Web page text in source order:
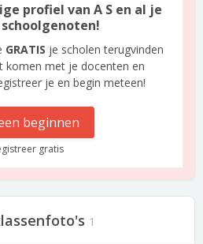
profiel van A S en al je
GRATIS je scholen terugvinden
komen met je docenten en
je en begin meteen!
beginnen
gratis
1